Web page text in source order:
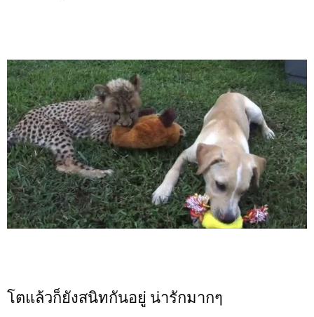
โตแล้วก็ยังสนิทกันอยู่ น่ารักมากๆ